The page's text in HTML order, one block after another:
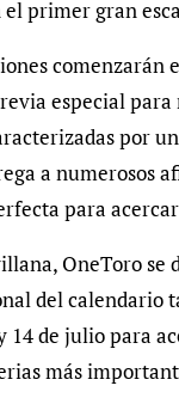
primer gran
comenzarán
especial para
por
a numerosos
para
OneToro se
del calendario
14 de julio para
más